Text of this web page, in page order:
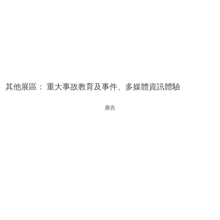
其他展區： 重大事故教育及事件、多媒體資訊體驗
廣告